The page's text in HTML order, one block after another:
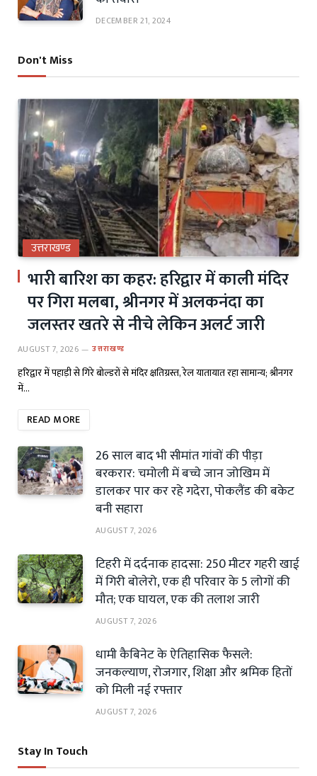
DECEMBER 21, 2024
Don't Miss
उत्तराखण्ड
भारी बारिश का कहर: हरिद्वार में काली मंदिर
पर गिरा मलबा, श्रीनगर में अलकनंदा का
जलस्तर खतरे से नीचे लेकिन अलर्ट जारी
AUGUST 7, 2026 उत्तराखण्ड
हरिद्वार में पहाड़ी से गिरे बोल्डरों से मंदिर क्षतिग्रस्त, रेल यातायात रहा सामान्य; श्रीनगर
में…
READ MORE
26 साल बाद भी सीमांत गांवों की पीड़ा
बरकरार: चमोली में बच्चे जान जोखिम में
डालकर पार कर रहे गदेरा, पोकलैंड की बकेट
बनी सहारा
AUGUST 7, 2026
टिहरी में दर्दनाक हादसा: 250 मीटर गहरी खाई
में गिरी बोलेरो, एक ही परिवार के 5 लोगों की
मौत; एक घायल, एक की तलाश जारी
AUGUST 7, 2026
धामी कैबिनेट के ऐतिहासिक फैसले:
जनकल्याण, रोजगार, शिक्षा और श्रमिक हितों
को मिली नई रफ्तार
AUGUST 7, 2026
Stay In Touch